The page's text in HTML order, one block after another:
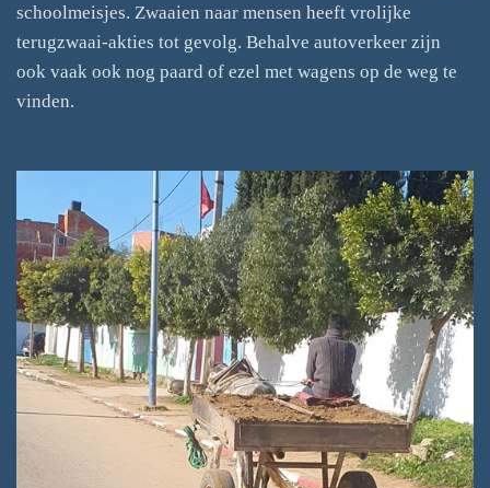
schoolmeisjes. Zwaaien naar mensen heeft vrolijke
terugzwaai-akties tot gevolg. Behalve autoverkeer zijn
ook vaak ook nog paard of ezel met wagens op de weg te
vinden.